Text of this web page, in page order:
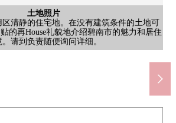
土地照片
清静的住宅地。在没有建筑条件的土地可
的再House礼貌地介绍碧南市的魅力和居住
。请到负责随便询问详细。
土地照片
清静的住宅地。在没有建筑条件的土地可
的再House礼貌地介绍碧南市的魅力和居住
。请到负责随便询问详细。
含有前面道路的外观
清静的住宅地。在没有建筑条件的土地可
的再House礼貌地介绍碧南市的魅力和居住
。请到负责随便询问详细。
土地照片
清静的住宅地。在没有建筑条件的土地可
的再House礼貌地介绍碧南市的魅力和居住
。请到负责随便询问详细。
含有前面道路的外观
清静的住宅地。在没有建筑条件的土地可
的再House礼貌地介绍碧南市的魅力和居住
。请到负责随便询问详细。
土地照片
清静的住宅地。在没有建筑条件的土地可
的再House礼貌地介绍碧南市的魅力和居住
。请到负责随便询问详细。
土地照片
清静的住宅地。在没有建筑条件的土地可
的再House礼貌地介绍碧南市的魅力和居住
。请到负责随便询问详细。
土地照片
清静的住宅地。在没有建筑条件的土地可
的再House礼貌地介绍碧南市的魅力和居住
。请到负责随便询问详细。
含有前面道路的外观
清静的住宅地。在没有建筑条件的土地可
的再House礼貌地介绍碧南市的魅力和居住
。请到负责随便询问详细。
土地照片
清静的住宅地。在没有建筑条件的土地可
的再House礼貌地介绍碧南市的魅力和居住
。请到负责随便询问详细。
土地照片
清静的住宅地。在没有建筑条件的土地可
的再House礼貌地介绍碧南市的魅力和居住
。请到负责随便询问详细。
站(名铁三河线)(约2300m)
南市立东中学(约1200m)